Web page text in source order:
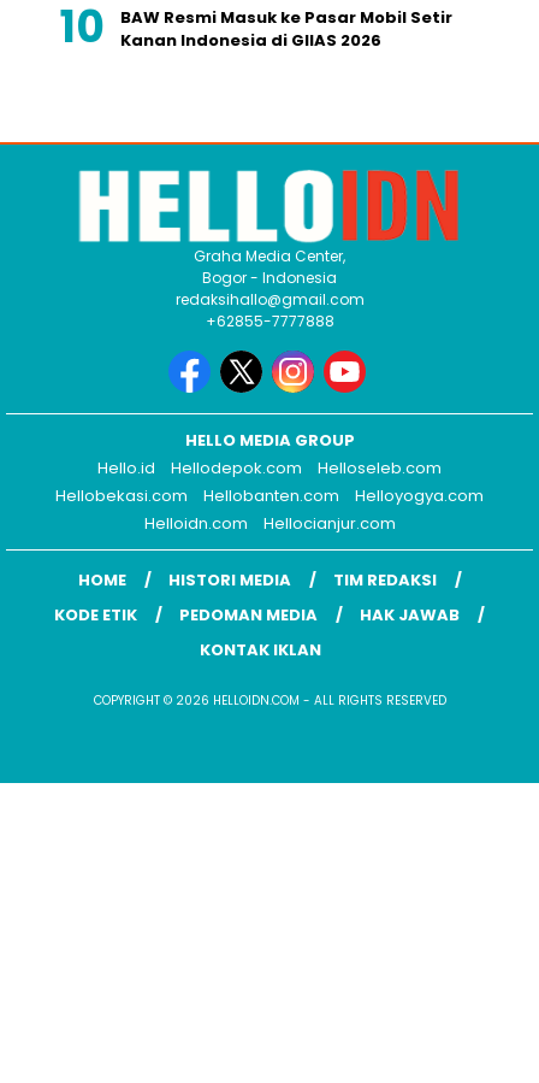
BAW Resmi Masuk ke Pasar Mobil Setir
Kanan Indonesia di GIIAS 2026
Graha Media Center,
Bogor - Indonesia
redaksihallo@gmail.com
+62855-7777888
HELLO MEDIA GROUP
Hello.id
Hellodepok.com
Helloseleb.com
Hellobekasi.com
Hellobanten.com
Helloyogya.com
Helloidn.com
Hellocianjur.com
HOME HISTORI MEDIA
TIM REDAKSI
KODE ETIK
PEDOMAN MEDIA
HAK JAWAB
KONTAK IKLAN
COPYRIGHT © 2026 HELLOIDN.COM - ALL RIGHTS RESERVED